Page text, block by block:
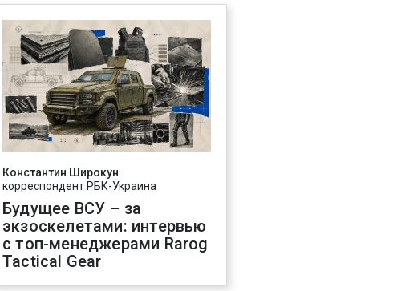
Константин Широкун
корреспондент РБК-Украина
Будущее ВСУ – за
экзоскелетами: интервью
с топ-менеджерами Rarog
Tactical Gear